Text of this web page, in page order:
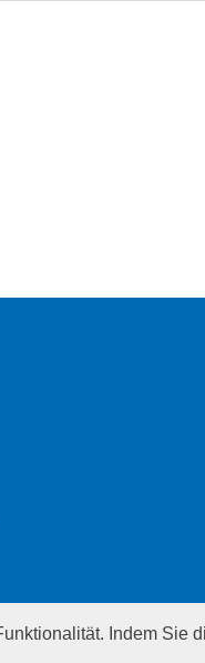
Indem Sie